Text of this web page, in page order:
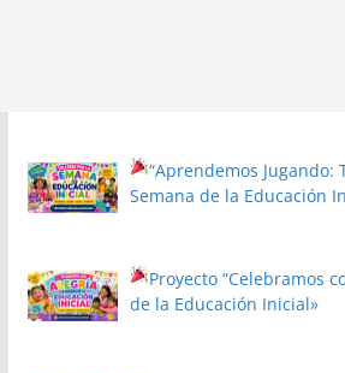
“Aprendemos Jugando:
Semana de la Educación
Proyecto“Celebramos
de la Educación Inicial»